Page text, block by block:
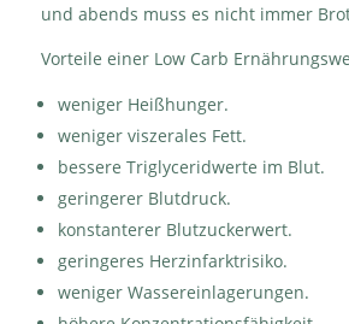
und abends muss es nicht immer
Vorteile einer Low Carb
weniger Heißhunger.
weniger viszerales Fett.
bessere Triglyceridwerte im Blut.
geringerer Blutdruck.
konstanterer Blutzuckerwert.
geringeres Herzinfarktrisiko.
weniger Wassereinlagerungen.